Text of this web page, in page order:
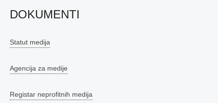
DOKUMENTI
Statut medija
Agencija za medije
Registar neprofitnih medija